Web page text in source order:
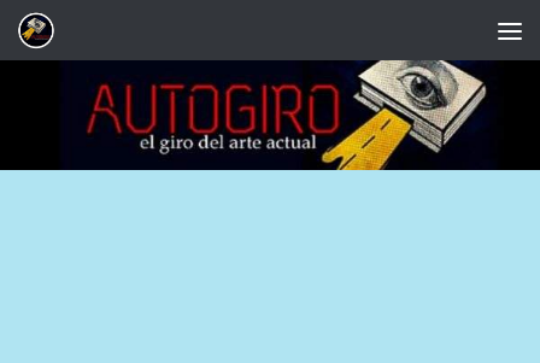
Saltar al contenido